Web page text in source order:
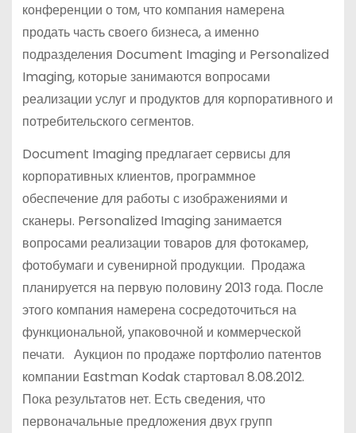
конференции о том, что компания намерена
продать часть своего бизнеса, а именно
подразделения Document Imaging и Personalized
Imaging, которые занимаются вопросами
реализации услуг и продуктов для корпоративного и
потребительского сегментов.
Document Imaging предлагает сервисы для
корпоративных клиентов, программное
обеспечение для работы с изображениями и
сканеры. Personalized Imaging занимается
вопросами реализации товаров для фотокамер,
фотобумаги и сувенирной продукции. Продажа
планируется на первую половину 2013 года. После
этого компания намерена сосредоточиться на
функциональной, упаковочной и коммерческой
печати. Аукцион по продаже портфолио патентов
компании Eastman Kodak стартовал 8.08.2012.
Пока результатов нет. Есть сведения, что
первоначальные предложения двух групп